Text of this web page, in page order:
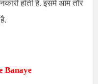
होती है. इसमें आम तौर
Banaye